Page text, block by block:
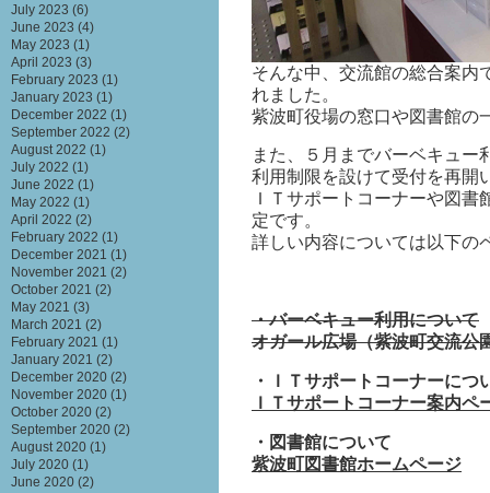
そんな中、交流館の総合案内
れました。
紫波町役場の窓口や図書館の
また、５月までバーベキュー
利用制限を設けて受付を再開
ＩＴサポートコーナーや図
定です。
詳しい内容については以下の
・バーベキュー利用について
オガール広場（紫波町交流公
・ＩＴサポートコーナーに
ＩＴサポートコーナー案内ペ
・図書館について
紫波町図書館ホームページ
July 2023 (6)
June 2023 (4)
May 2023 (1)
April 2023 (3)
February 2023 (1)
January 2023 (1)
December 2022 (1)
September 2022 (2)
August 2022 (1)
July 2022 (1)
June 2022 (1)
May 2022 (1)
April 2022 (2)
February 2022 (1)
December 2021 (1)
November 2021 (2)
October 2021 (2)
May 2021 (3)
March 2021 (2)
February 2021 (1)
January 2021 (2)
December 2020 (2)
November 2020 (1)
October 2020 (2)
September 2020 (2)
August 2020 (1)
July 2020 (1)
June 2020 (2)